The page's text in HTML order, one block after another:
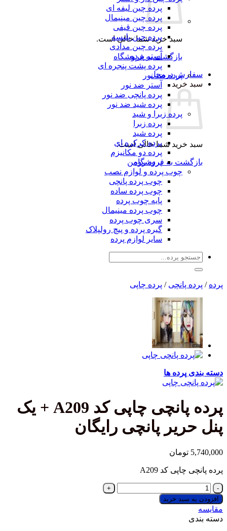
سبد خرید شما خالی است.
بازگشت به فروشگاه
سفارش درمحل
سبد خرید
سبد خرید شما خالی است.
بازگشت به فروشگاه
پرده چین لیفه ای
پرده چین مینیمال
پرده چین قیفی
پرده چین پلیسه
پرده چین مدادی
آستر پرده
پرده پشت پنجره ای
پرده ضد نور
آستر ضد نور
پرده پانچی ضد نور
پرده شید ضد نور
پرده زبرا و شید
پرده زبرا
پرده شید
پرده کرکره ای
پرده دو مکانیزم
پرده رومن
چوب پرده و لوازم نصب
چوب پرده پانچی
چوب پرده ساده
پایه چوب پرده
چوب پرده مینیمال
سری چوب پرده
گیره پرده و پیچ رولپلاک
سایر لوازم پرده
جستجو
پرده / پرده پانچی / پرده چاپی
دسته بندی پرده ها
پرده پانچی چاپی کد A209 + یک
پنل حریر پانچی رایگان
5,740,000 تومان
پرده پانچی چاپی کد A209
پرده
پانچی
چاپی
کد
A209
افزودن به سبد خرید
مقایسه
دسته بندی